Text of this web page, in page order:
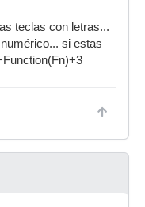
teclas con letras...
si estas